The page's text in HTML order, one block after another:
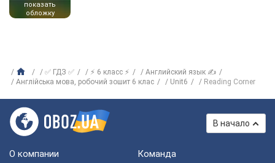
показать
обложку
✅ ГДЗ ✅ ⚡ 6 класс ⚡
Английский язык ✍
Англiйська мова, робочий зошит 6 клас
Unit6 Reading Corner
В начало
О компании Команда